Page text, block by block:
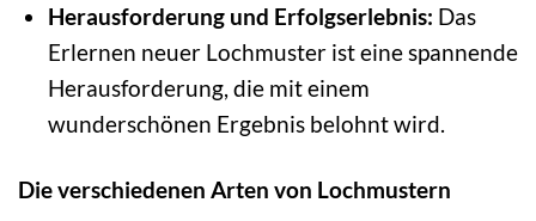
Herausforderung und Erfolgserlebnis: Das
Erlernen neuer Lochmuster ist eine spannende
Herausforderung, die mit einem
wunderschönen Ergebnis belohnt wird.
Die verschiedenen Arten von Lochmustern